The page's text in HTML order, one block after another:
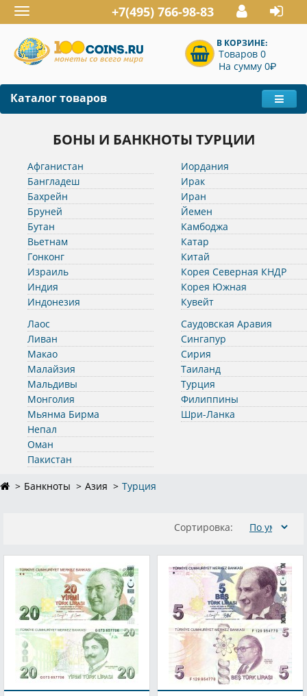
Toggle
navigation
+7(495) 766-98-83
В КОРЗИНЕ:
Товаров 0
На сумму 0P
Каталог товаров
БОНЫ И БАНКНОТЫ ТУРЦИИ
Афганистан
Бангладеш
Бахрейн
Бруней
Бутан
Вьетнам
Гонконг
Израиль
Индия
Индонезия
Иордания
Ирак
Иран
Йемен
Камбоджа
Катар
Китай
Корея Северная КНДР
Корея Южная
Кувейт
Лаос
Ливан
Макао
Малайзия
Мальдивы
Монголия
Мьянма Бирма
Непал
Оман
Пакистан
Саудовская Аравия
Сингапур
Сирия
Таиланд
Турция
Филиппины
Шри-Ланка
Банкноты Азия Турция
Сортировка: